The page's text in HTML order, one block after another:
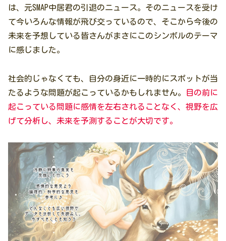
は、元SMAP中居君の引退のニュース。そのニュースを受け
て今いろんな情報が飛び交っているので、そこから今後の
未来を予想している皆さんがまさにこのシンボルのテーマ
に感じました。
社会的じゃなくても、自分の身近に一時的にスポットが当
たるような問題が起こっているかもしれません。
目の前に
起こっている問題に感情を左右されることなく、視野を広
げて分析し、未来を予測することが大切です。